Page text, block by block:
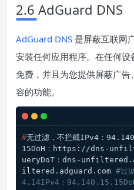
2.6 AdGuard DNS
AdGuard DNS 是屏蔽互联网
安装任何应用程序。在任何设
免费，并且为您提供屏蔽广
容的功能。
#无过滤，不拦截IPv4：
15DoH：https://dns-
ueryDoT：dns-
iltered.adguard.com #过
4.14IPv4：